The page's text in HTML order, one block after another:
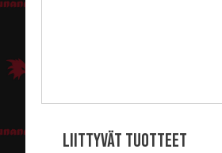
Liittyvät tuotteet